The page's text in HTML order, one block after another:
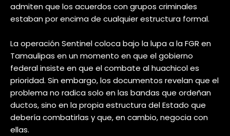
admiten que los acuerdos con grupos criminales
estaban por encima de cualquier estructura formal.
La operación Sentinel coloca bajo la lupa a la FGR en
Tamaulipas en un momento en que el gobierno
federal insiste en que el combate al huachicol es
prioridad. Sin embargo, los documentos revelan que el
problema no radica solo en las bandas que ordeñan
ductos, sino en la propia estructura del Estado que
debería combatirlas y que, en cambio, negocia con
ellas.